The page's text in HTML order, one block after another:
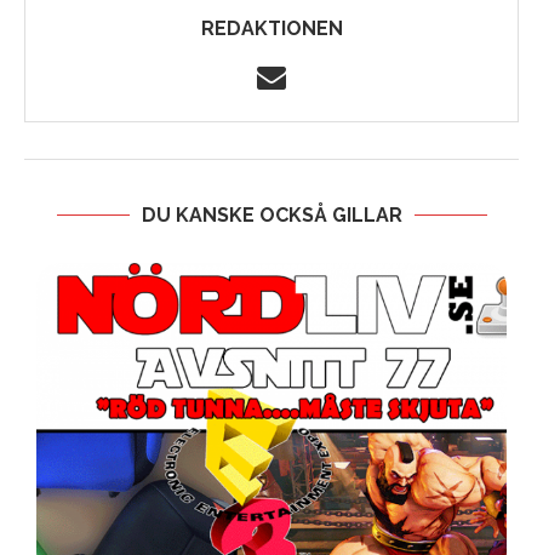
REDAKTIONEN
DU KANSKE OCKSÅ GILLAR